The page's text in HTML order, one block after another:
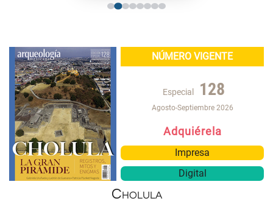
NÚMERO VIGENTE
Especial 128
Agosto-Septiembre 2026
Adquiérela
Impresa
Digital
Cholula